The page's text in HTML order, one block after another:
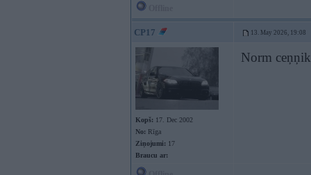
CP17 13. May 2026, 19:08
Kopš: 17. Dec 2002
No: Rīga
Ziņojumi: 17
Braucu ar:
Norm